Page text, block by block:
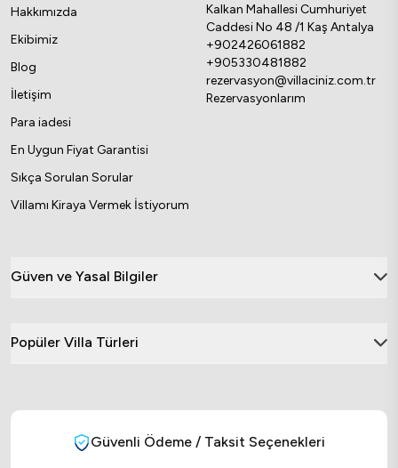
Hakkımızda
Ekibimiz
Blog
İletişim
Para iadesi
En Uygun Fiyat Garantisi
Sıkça Sorulan Sorular
Villamı Kiraya Vermek İstiyorum
Kalkan Mahallesi Cumhuriyet
Caddesi No 48 /1 Kaş Antalya
+902426061882
+905330481882
rezervasyon@villaciniz.com.tr
Rezervasyonlarım
Güven ve Yasal Bilgiler
Popüler Villa Türleri
Güvenli Ödeme / Taksit Seçenekleri